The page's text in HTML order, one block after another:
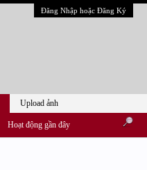
Đăng Nhập hoặc Đăng Ký
Hoạt động gần đây
Upload ảnh